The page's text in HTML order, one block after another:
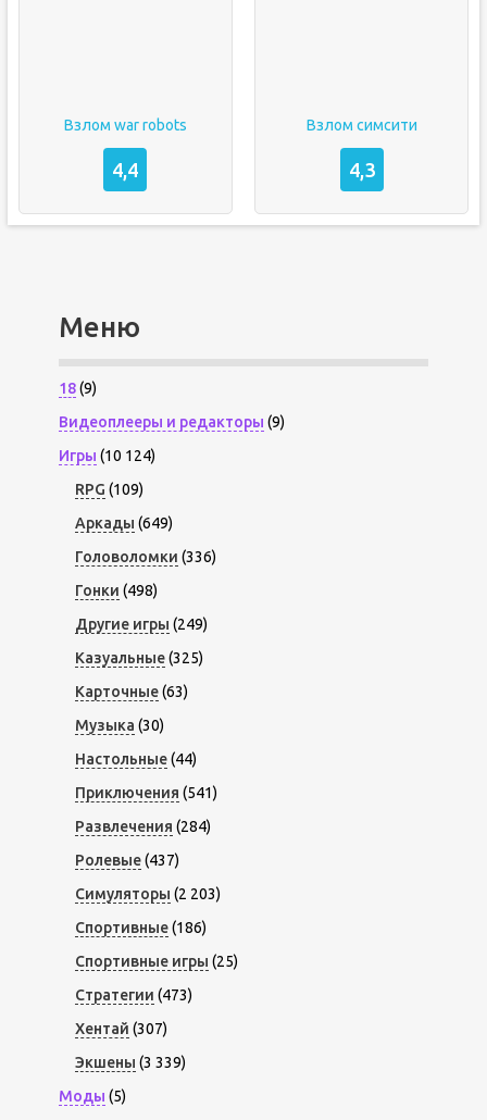
Взлом war robots
4,4
Взлом симсити
4,3
Меню
18(9)
Видеоплееры и редакторы (9)
Игры (10 124)
RPG (109)
Аркады (649)
Головоломки (336)
Гонки (498)
Другие игры (249)
Казуальные(325)
Карточные(63)
Музыка (30)
Настольные(44)
Приключения (541)
Развлечения (284)
Ролевые(437)
Симуляторы (2 203)
Спортивные(186)
Спортивные игры (25)
Стратегии (473)
Хентай (307)
Экшены (3 339)
Моды (5)